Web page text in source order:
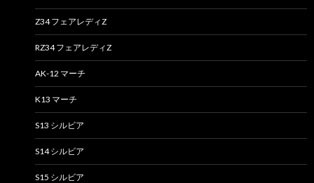
Z34 フェアレディZ
RZ34 フェアレディZ
AK-12 マーチ
K13 マーチ
S13 シルビア
S14 シルビア
S15 シルビア